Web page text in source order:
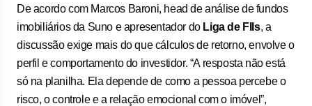
De acordo com Marcos Baroni, head de análise de fundos
imobiliários da Suno e apresentador do Liga de FIIs, a
discussão exige mais do que cálculos de retorno, envolve o
perfil e comportamento do investidor. “A resposta não está
só na planilha. Ela depende de como a pessoa percebe o
risco, o controle e a relação emocional com o imóvel”,